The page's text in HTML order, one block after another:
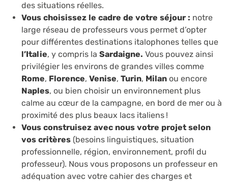
des situations réelles.
Vous choisissez le cadre de votre séjour : notre
large réseau de professeurs vous permet d’opter
pour différentes destinations italophones telles que
l’Italie, y compris la Sardaigne. Vous pouvez ainsi
privilégier les environs de grandes villes comme
Rome, Florence, Venise, Turin, Milan ou encore
Naples, ou bien choisir un environnement plus
calme au cœur de la campagne, en bord de mer ou à
proximité des plus beaux lacs italiens !
Vous construisez avec nous votre projet selon
vos critères (besoins linguistiques, situation
professionnelle, région, environnement, profil du
professeur). Nous vous proposons un professeur en
adéquation avec votre cahier des charges et